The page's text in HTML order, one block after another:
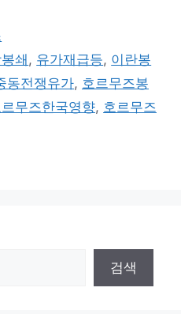
쇄 , 유가재급등, 이란봉
동전쟁유가, 호르무즈봉
르무즈한국영향, 호르무즈
검색